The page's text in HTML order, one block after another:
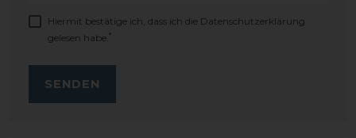
Hiermit bestätige ich, dass ich die Daten­schutz­erklärung
gelesen habe. *
SENDEN